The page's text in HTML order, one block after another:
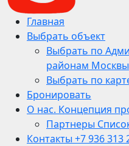
Главная
Выбрать объект
Выбрать по
районам Москвы
Выбрать по
Бронировать
О нас. Концепция
Партнеры
Контакты +7 936 313